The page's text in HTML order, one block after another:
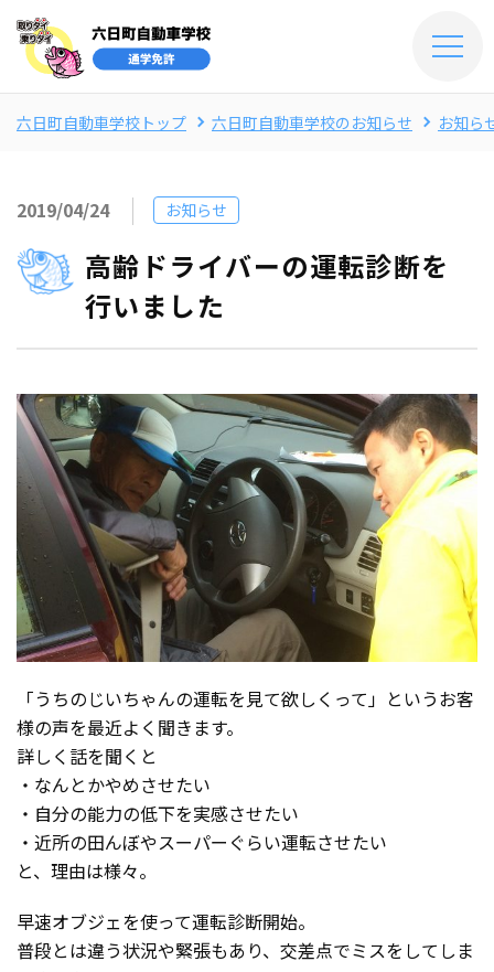
六日町自動車学校トップ 六日町自動車学校のお知らせ お知ら
2019/04/24 お知らせ
高齢ドライバーの運転診断を
行いました
「うちのじいちゃんの運転を見て欲しくって」というお客
様の声を最近よく聞きます。
詳しく話を聞くと
・なんとかやめさせたい
・自分の能力の低下を実感させたい
・近所の田んぼやスーパーぐらい運転させたい
と、理由は様々。
早速オブジェを使って運転診断開始。
普段とは違う状況や緊張もあり、交差点でミスをしてしま